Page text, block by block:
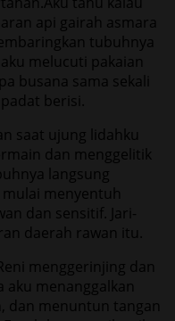
api gairah asmara
tubuhnya
melucuti pakaian
busana sama sekali
berisi.
saat ujung lidahku
dan menggelitik
langsung
menyentuh
dan sensitif. Jari-
daerah rawan itu.
menggerinjing dan
aku menanggalkan
dan menuntun tangan